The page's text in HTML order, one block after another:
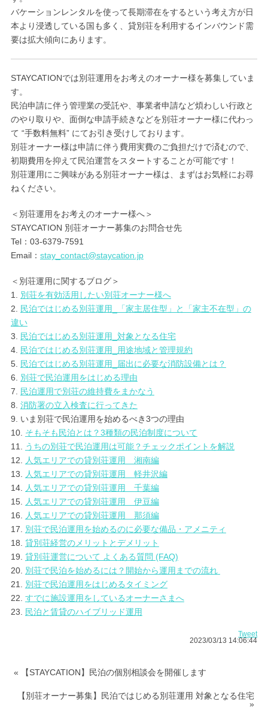
バケーションレンタルを使って長期滞在をするという考え方が日
本より浸透している国も多く、貸別荘を利用するインバウンド需
要は拡大傾向にあります。
STAYCATIONでは別荘運用をお考えのオーナー様を募集していま
す。
民泊申請に伴う管理業の受託や、事業者申請など煩わしい行政と
のやり取りや、面倒な申請手続きなどを別荘オーナー様に代わっ
て “手数料無料” にてお引き受けしております。
別荘オーナー様は申請に伴う費用実費のご負担だけで済むので、
初期費用を抑えて民泊運営をスタートすることが可能です！
別荘運用にご興味がある別荘オーナー様は、まずはお気軽にお尋
ねください。
＜別荘運用をお考えのオーナー様へ＞
STAYCATION 別荘オーナー募集のお問合せ先
Tel：03-6379-7591
Email： stay_contact@staycation.jp
＜別荘運用に関するブログ＞
1. 別荘を有効活用したい別荘オーナー様へ
2.
民泊ではじめる別荘運用_「家主居住型」と「家主不在型」の
違い
3.
民泊ではじめる別荘運用_対象となる住宅
4.
民泊ではじめる別荘運用_用途地域と管理規約
5.
民泊ではじめる別荘運用_届出に必要な消防設備とは？
6. 別荘で民泊運用をはじめる理由
7.
民泊運用で別荘の維持費をまかなう
8. 消防署の立入検査に行ってきた
9. いま別荘で民泊運用を始めるべき3つの理由
10. そもそも民泊とは？3種類の民泊制度について
11.
うちの別荘で民泊運用は可能？チェックポイントを解説
12.
人気エリアでの貸別荘運用 湘南編
13.
人気エリアでの貸別荘運用 軽井沢編
14.
人気エリアでの貸別荘運用 千葉編
15.
人気エリアでの貸別荘運用 伊豆編
16.
人気エリアでの貸別荘運用 那須編
17. 別荘で民泊運用を始めるのに必要な備品・アメニティ
18. 貸別荘経営のメリットとデメリット
19. 貸別荘運営について よくある質問 (FAQ)
20. 別荘で民泊を始めるには？開始から運用までの流れ
21. 別荘で民泊運用をはじめるタイミング
22. すでに施設運用をしているオーナーさまへ
23.
民泊と賃貸のハイブリッド運用
Tweet
2023/03/13 14:06:44
« 【STAYCATION】民泊の個別相談会を開催します
【別荘オーナー募集】民泊ではじめる別荘運用 対象となる住宅
»